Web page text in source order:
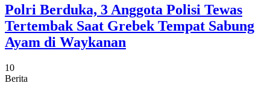
Polri Berduka, 3 Anggota Polisi Tewas
Tertembak Saat Grebek Tempat Sabung
Ayam di Waykanan
10
Berita